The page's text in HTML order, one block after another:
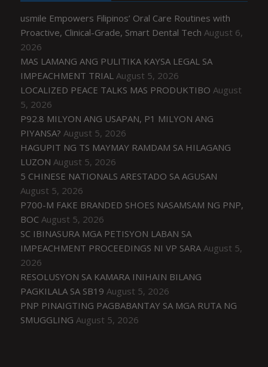
usmile Empowers Filipinos’ Oral Care Routines with
Proactive, Clinical-Grade, Smart Dental Tech August 6,
2026
MAS LAMANG ANG PULITIKA KAYSA LEGAL SA
IMPEACHMENT TRIAL August 5, 2026
LOCALIZED PEACE TALKS MAS PRODUKTIBO August
5, 2026
P92.8 MILYON ANG USAPAN, P1 MILYON ANG
PIYANSA? August 5, 2026
HAGUPIT NG TS MAYMAY RAMDAM SA HILAGANG
LUZON August 5, 2026
5 CHINESE NATIONALS ARESTADO SA AGUSAN
August 5, 2026
P700-M FAKE BRANDED SHOES NASAMSAM NG PNP,
BOC August 5, 2026
SC IBINASURA MGA PETISYON LABAN SA
IMPEACHMENT PROCEEDINGS NI VP SARA August 5,
2026
RESOLUSYON SA KAMARA INIHAIN BILANG
PAGKILALA SA SB19 August 5, 2026
PNP PINAIGTING PAGBABANTAY SA MGA RUTA NG
SMUGGLING August 5, 2026